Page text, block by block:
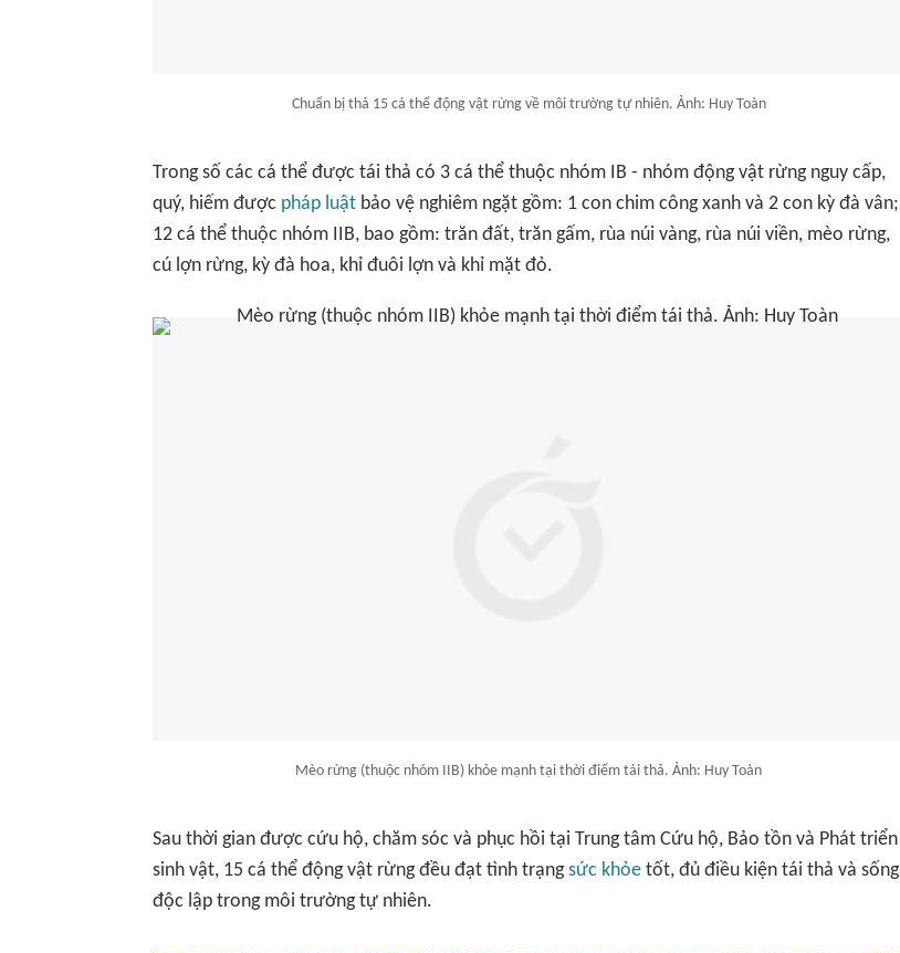
Chuẩn bị thả 15 cá thể động vật rừng về môi trường tự nhiên. Ảnh: Huy Toàn
Trong số các cá thể được tái thả có 3 cá thể thuộc nhóm IB - nhóm động vật rừng nguy cấp,
quý, hiếm được pháp luật bảo vệ nghiêm ngặt gồm: 1 con chim công xanh và 2 con kỳ đà vân;
12 cá thể thuộc nhóm IIB, bao gồm: trăn đất, trăn gấm, rùa núi vàng, rùa núi viền, mèo rừng,
cú lợn rừng, kỳ đà hoa, khỉ đuôi lợn và khỉ mặt đỏ.
Mèo rừng (thuộc nhóm IIB) khỏe mạnh tại thời điểm tái thả. Ảnh: Huy Toàn
Sau thời gian được cứu hộ, chăm sóc và phục hồi tại Trung tâm Cứu hộ, Bảo tồn và Phát triển
sinh vật, 15 cá thể động vật rừng đều đạt tình trạngsức khỏe tốt, đủ điều kiện tái thả và sống
độc lập trong môi trường tự nhiên.